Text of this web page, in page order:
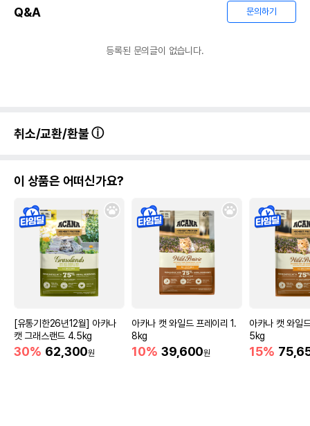
Q&A 문의하기
등록된 문의글이 없습니다.
취소/교환/환불
이 상품은 어떠신가요?
[유통기한26년12월] 아카나
캣 그래스랜드 4.5kg
30% 62,300원
아카나 캣 와일드 프레이리 1.
8kg
10% 39,600원
아카나 캣 와일
5kg
15%